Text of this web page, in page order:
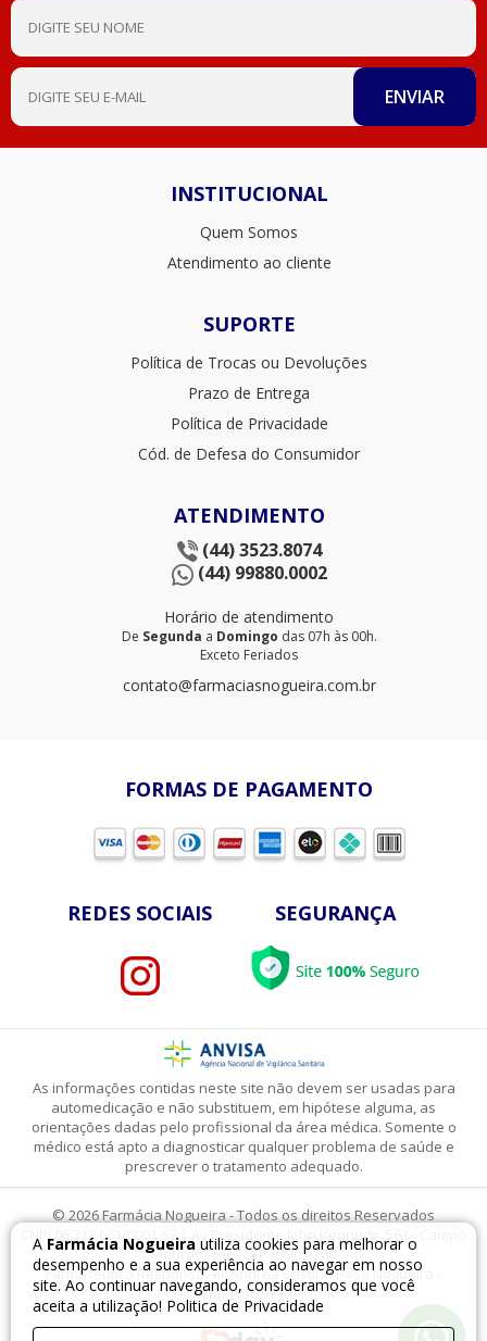
A Farmácia Nogueira utiliza cookies para melhorar o
desempenho e a sua experiência ao navegar em nosso
site. Ao continuar navegando, consideramos que você
aceita a utilização! Politica de Privacidade
INSTITUCIONAL
Quem Somos
Atendimento ao cliente
SUPORTE
Política de Trocas ou Devoluções
Prazo de Entrega
Política de Privacidade
Cód. de Defesa do Consumidor
ATENDIMENTO
(44) 3523.8074
(44) 99880.0002
Horário de atendimento
De Segunda a Domingo das 07h às 00h.
Exceto Feriados
contato@farmaciasnogueira.com.br
FORMAS DE PAGAMENTO
REDES SOCIAIS SEGURANÇA
As informações contidas neste site não devem ser usadas para
automedicação e não substituem, em hipótese alguma, as
orientações dadas pelo profissional da área médica. Somente o
médico está apto a diagnosticar qualquer problema de saúde e
prescrever o tratamento adequado.
© 2026 Farmácia Nogueira - Todos os direitos Reservados
CNPJ 06.313.661/0001-53 | Av Presidente John Kennedy, 562 - Campo
Mourão - PR - CEP 87305-260
Farmacêutico Responsável: Andrea Cristina Rosa Nogueira -
CRF 10565/PR